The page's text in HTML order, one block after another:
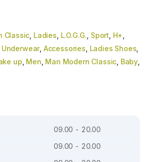
Classic Ladies L.O.G.G. Sport H+
Underwear, Accessories Ladies Shoes
up Men Man Modern Classic Baby
09.00 - 20.00
09.00 - 20.00